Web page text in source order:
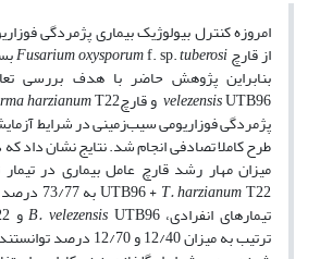
امروزه کنترل بیولوژیک بیماری پژمردگی
از قارچ Fusarium oxysporumf. sp.tuberosi
بنابراین پژوهش حاضر با هدف بررسی
velezensisUTB96 و قارچ harzianum
پژمردگی فوزاریومی سیب‌زمینی در شرایط
طرح کاملا تصادفی انجام شد. نتایج نشان داد
میزان مهار رشد قارچ عامل بیماری در
UTB96 +T. harzianumT22 به 73/
تیمارهای انفرادی، B. velezensis UTB96 و
ترتیب به میزان 12/40 و